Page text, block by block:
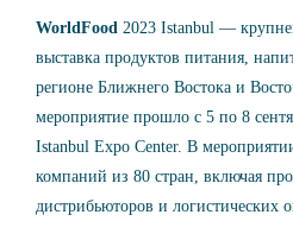
WorldFood 2023 Istanbul —
выставка продуктов питания,
регионе Ближнего Востока и
мероприятие прошло с 5 по 8
Istanbul Expo Center. В
компаний из 80 стран, включая
дистрибьюторов и логистических